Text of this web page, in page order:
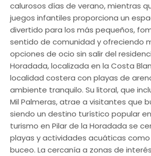
calurosos días de verano, mientras
juegos infantiles proporciona un
divertido para los más pequeños,
sentido de comunidad y ofreciendo
opciones de ocio sin salir del
Horadada, localizada en la Costa
localidad costera con playas de
ambiente tranquilo. Su litoral, que
Mil Palmeras, atrae a visitantes que
siendo un destino turístico popular en
turismo en Pilar de la Horadada se
playas y actividades acuáticas como
buceo. La cercanía a zonas de